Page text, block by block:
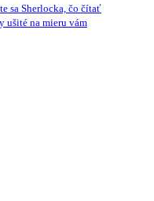
sa Sherlocka, čo čítať
ušité na mieru vám